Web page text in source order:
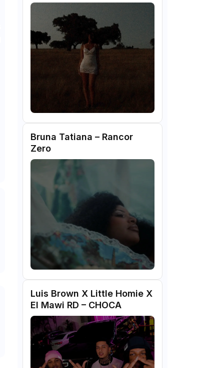
Bruna Tatiana – Rancor
Zero
Luis Brown X Little Homie X
El Mawi RD – CHOCA